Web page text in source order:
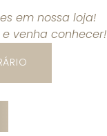
em nossa loja!
venha conhecer!